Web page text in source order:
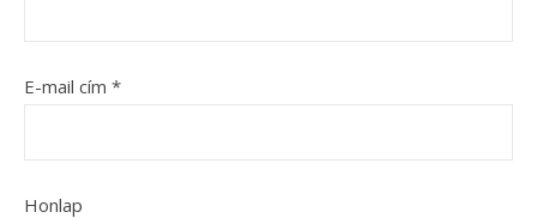
E-mail cím *
Honlap